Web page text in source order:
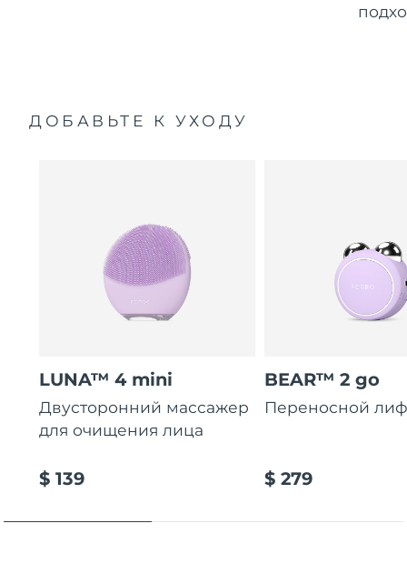
ДОБАВЬТЕ К УХОДУ
LUNA™ 4 mini
Двусторонний массажер
для очищения лица
$ 139
BEAR™ 2 go
Переносной
$ 279